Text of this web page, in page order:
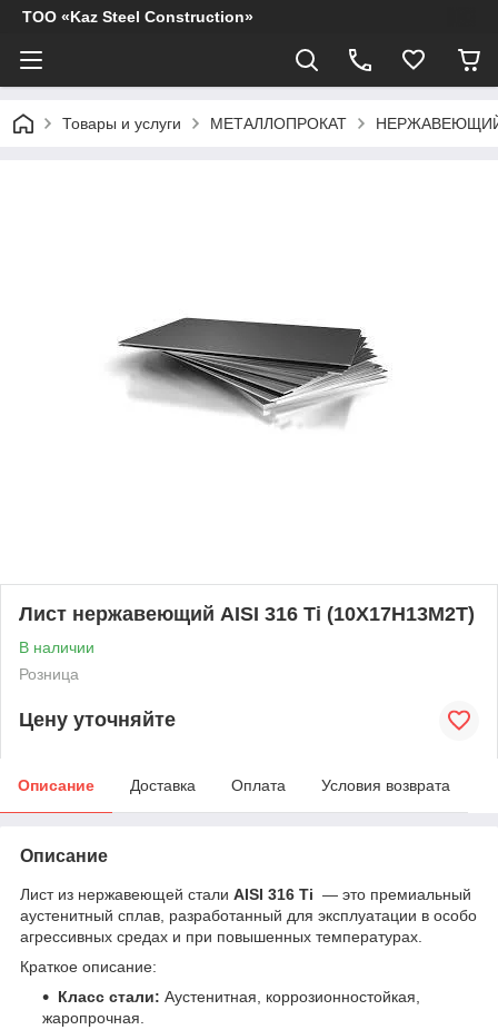
ТОО «Kaz Steel Construction»
Товары и услуги МЕТАЛЛОПРОКАТ
Лист нержавеющий AISI 316 Ti (10Х17Н13М2Т)
В наличии
Розница
Цену уточняйте
Описание Доставка Оплата Условия возврата
Описание
Лист из нержавеющей стали AISI 316 Ti — это премиальный
аустенитный сплав, разработанный для эксплуатации в особо
агрессивных средах и при повышенных температурах.
Краткое описание:
Класс стали: Аустенитная, коррозионностойкая,
жаропрочная.